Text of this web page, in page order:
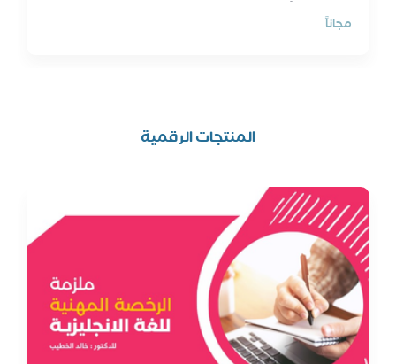
مجاناً
المنتجات الرقمية